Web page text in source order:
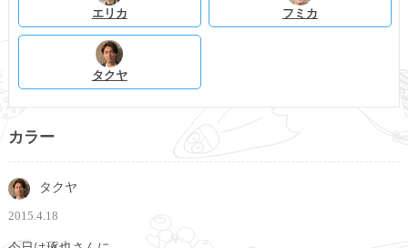
エリカ フミカ
タクヤ
カラー
タクヤ
2015.4.18